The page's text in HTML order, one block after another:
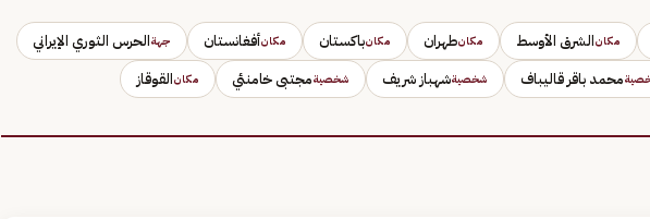
مكانالشرق الأوسط مكانطهران مكانباكستان مكانأفغانستان جهةالحرس الثوري الإيراني
محمد باقر قاليباف شخصيةشهباز شريف شخصيةمجتبى خامنئي مكانالقوقاز